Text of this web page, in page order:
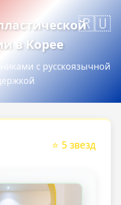
в Корее
с русскоязычной
⭐ 5 звезд